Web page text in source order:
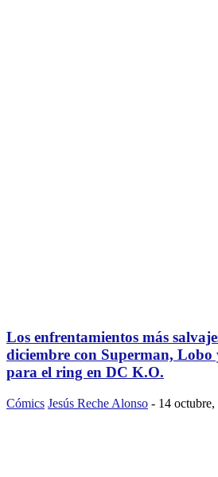
Los enfrentamientos más
diciembre con Superman, Lobo
para el ring en DC K.O.
Cómics Jesús Reche Alonso - 14 octubre,